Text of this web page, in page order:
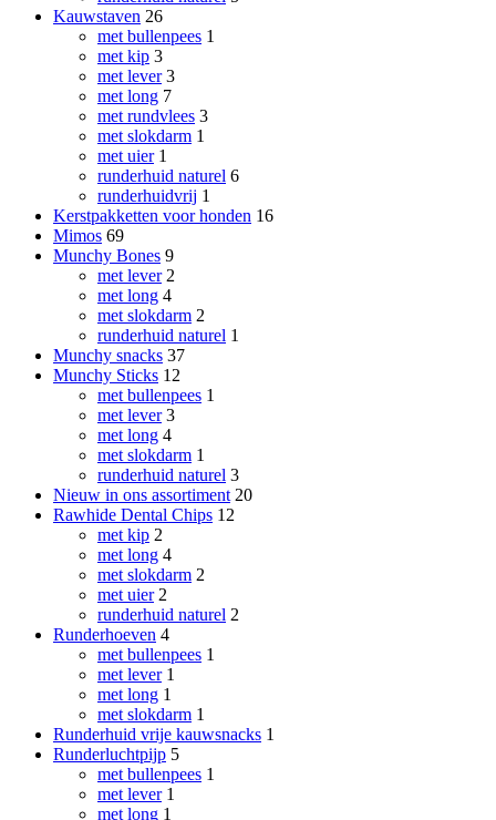
Kauwstaven 26
met bullenpees 1
met kip 3
met lever 3
met long 7
met rundvlees 3
met slokdarm 1
met uier 1
runderhuid naturel 6
runderhuidvrij 1
Kerstpakketten voor honden 16
Mimos 69
Munchy Bones 9
met lever 2
met long 4
met slokdarm 2
runderhuid naturel 1
Munchy snacks 37
Munchy Sticks 12
met bullenpees 1
met lever 3
met long 4
met slokdarm 1
runderhuid naturel 3
Nieuw in ons assortiment 20
Rawhide Dental Chips 12
met kip 2
met long 4
met slokdarm 2
met uier 2
runderhuid naturel 2
Runderhoeven 4
met bullenpees 1
met lever 1
met long 1
met slokdarm 1
Runderhuid vrije kauwsnacks 1
Runderluchtpijp 5
met bullenpees 1
met lever 1
met long 1